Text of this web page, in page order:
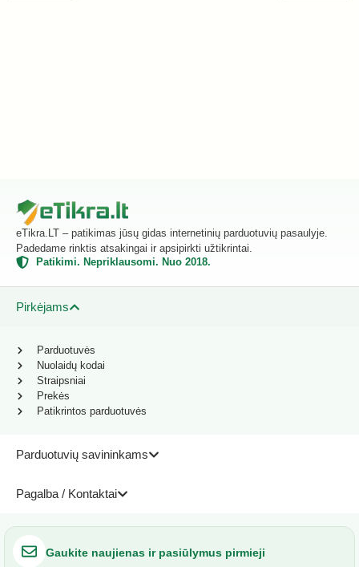
eTikra.LT – patikimas jūsų gidas internetinių parduotuvių pasaulyje.
Padedame rinktis atsakingai ir apsipirkti užtikrintai.
Patikimi. Nepriklausomi. Nuo 2018.
Pirkėjams
Parduotuvių savininkams
Pagalba / Kontaktai
Parduotuvės
Nuolaidų kodai
Straipsniai
Prekės
Patikrintos parduotuvės
Gaukite naujienas ir pasiūlymus pirmieji